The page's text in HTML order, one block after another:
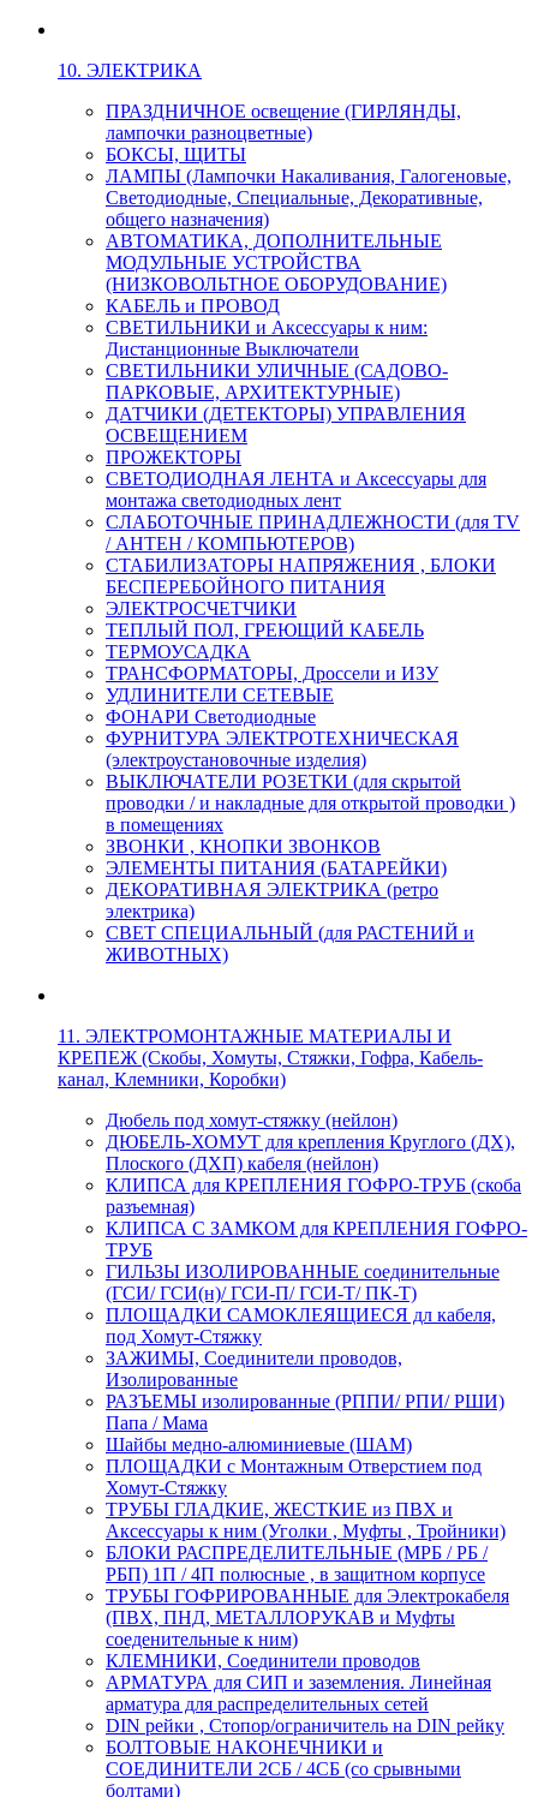
10. ЭЛЕКТРИКА
ПРАЗДНИЧНОЕ освещение (ГИРЛЯНДЫ,
лампочки разноцветные)
БОКСЫ, ЩИТЫ
ЛАМПЫ (Лампочки Накаливания, Галогеновые,
Светодиодные, Специальные, Декоративные,
общего назначения)
АВТОМАТИКА, ДОПОЛНИТЕЛЬНЫЕ
МОДУЛЬНЫЕ УСТРОЙСТВА
(НИЗКОВОЛЬТНОЕ ОБОРУДОВАНИЕ)
КАБЕЛЬ и ПРОВОД
СВЕТИЛЬНИКИ и Аксессуары к ним:
Дистанционные Выключатели
СВЕТИЛЬНИКИ УЛИЧНЫЕ (САДОВО-
ПАРКОВЫЕ, АРХИТЕКТУРНЫЕ)
ДАТЧИКИ (ДЕТЕКТОРЫ) УПРАВЛЕНИЯ
ОСВЕЩЕНИЕМ
ПРОЖЕКТОРЫ
СВЕТОДИОДНАЯ ЛЕНТА и Аксессуары для
монтажа светодиодных лент
СЛАБОТОЧНЫЕ ПРИНАДЛЕЖНОСТИ (для TV
/ АНТЕН / КОМПЬЮТЕРОВ)
СТАБИЛИЗАТОРЫ НАПРЯЖЕНИЯ , БЛОКИ
БЕСПЕРЕБОЙНОГО ПИТАНИЯ
ЭЛЕКТРОСЧЕТЧИКИ
ТЕПЛЫЙ ПОЛ, ГРЕЮЩИЙ КАБЕЛЬ
ТЕРМОУСАДКА
ТРАНСФОРМАТОРЫ, Дроссели и ИЗУ
УДЛИНИТЕЛИ СЕТЕВЫЕ
ФОНАРИ Светодиодные
ФУРНИТУРА ЭЛЕКТРОТЕХНИЧЕСКАЯ
(электроустановочные изделия)
ВЫКЛЮЧАТЕЛИ РОЗЕТКИ (для скрытой
проводки / и накладные для открытой проводки )
в помещениях
ЗВОНКИ , КНОПКИ ЗВОНКОВ
ЭЛЕМЕНТЫ ПИТАНИЯ (БАТАРЕЙКИ)
ДЕКОРАТИВНАЯ ЭЛЕКТРИКА (ретро
электрика)
СВЕТ СПЕЦИАЛЬНЫЙ (для РАСТЕНИЙ и
ЖИВОТНЫХ)
11. ЭЛЕКТРОМОНТАЖНЫЕ МАТЕРИАЛЫ И
КРЕПЕЖ (Скобы, Хомуты, Стяжки, Гофра, Кабель-
канал, Клемники, Коробки)
Дюбель под хомут-стяжку (нейлон)
ДЮБЕЛЬ-ХОМУТ для крепления Круглого (ДХ),
Плоского (ДХП) кабеля (нейлон)
КЛИПСА для КРЕПЛЕНИЯ ГОФРО-ТРУБ (скоба
разъемная)
КЛИПСА С ЗАМКОМ для КРЕПЛЕНИЯ ГОФРО-
ТРУБ
ГИЛЬЗЫ ИЗОЛИРОВАННЫЕ соединительные
(ГСИ/ ГСИ(н)/ ГСИ-П/ ГСИ-Т/ ПК-Т)
ПЛОЩАДКИ САМОКЛЕЯЩИЕСЯ дл кабеля,
под Хомут-Стяжку
ЗАЖИМЫ, Соединители проводов,
Изолированные
РАЗЪЕМЫ изолированные (РППИ/ РПИ/ РШИ)
Папа / Мама
Шайбы медно-алюминиевые (ШАМ)
ПЛОЩАДКИ с Монтажным Отверстием под
Хомут-Стяжку
ТРУБЫ ГЛАДКИЕ, ЖЕСТКИЕ из ПВХ и
Аксессуары к ним (Уголки , Муфты , Тройники)
БЛОКИ РАСПРЕДЕЛИТЕЛЬНЫЕ (МРБ / РБ /
РБП) 1П / 4П полюсные , в защитном корпусе
ТРУБЫ ГОФРИРОВАННЫЕ для Электрокабеля
(ПВХ, ПНД, МЕТАЛЛОРУКАВ и Муфты
соеденительные к ним)
КЛЕМНИКИ, Соединители проводов
АРМАТУРА для СИП и заземления. Линейная
арматура для распределительных сетей
DIN рейки , Стопор/ограничитель на DIN рейку
БОЛТОВЫЕ НАКОНЕЧНИКИ и
СОЕДИНИТЕЛИ 2СБ / 4СБ (со срывными
болтами)